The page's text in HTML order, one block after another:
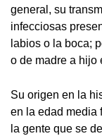
general, su
infecciosas
labios o la boca;
o de madre a hijo
Su origen en la
en la edad media
la gente que se